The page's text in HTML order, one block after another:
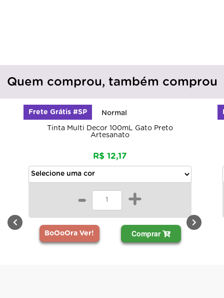
Quem comprou, também comprou
Tinta Multi Decor 100mL Gato Preto
Artesanato
+
BoOoOra Ver!
Grátis #SP Frete